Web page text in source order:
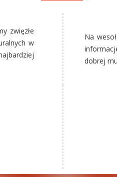
zwięzłe
w
Na
dobrej